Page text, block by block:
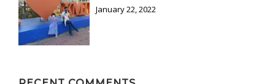
January 22, 2022